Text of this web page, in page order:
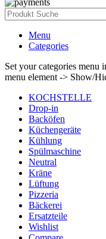
Menu
Categories
Set your categories
menu element -> Show/
KOCHSTELLE
Drop-in
Backöfen
Küchengeräte
Kühlung
Spülmaschine
Neutral
Kräne
Lüftung
Pizzeria
Bäckerei
Ersatzteile
Wishlist